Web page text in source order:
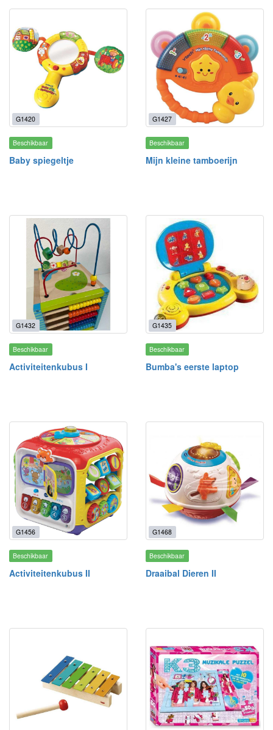
G1420
Beschikbaar
Baby spiegeltje
G1427
Beschikbaar
Mijn kleine tamboerijn
G1432
Beschikbaar
Activiteitenkubus I
G1435
Beschikbaar
Bumba's eerste laptop
G1456
Beschikbaar
Activiteitenkubus II
G1468
Beschikbaar
Draaibal Dieren II